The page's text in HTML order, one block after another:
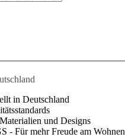
in Deutschland
und Designs
- Für mehr Freude am Wohnen